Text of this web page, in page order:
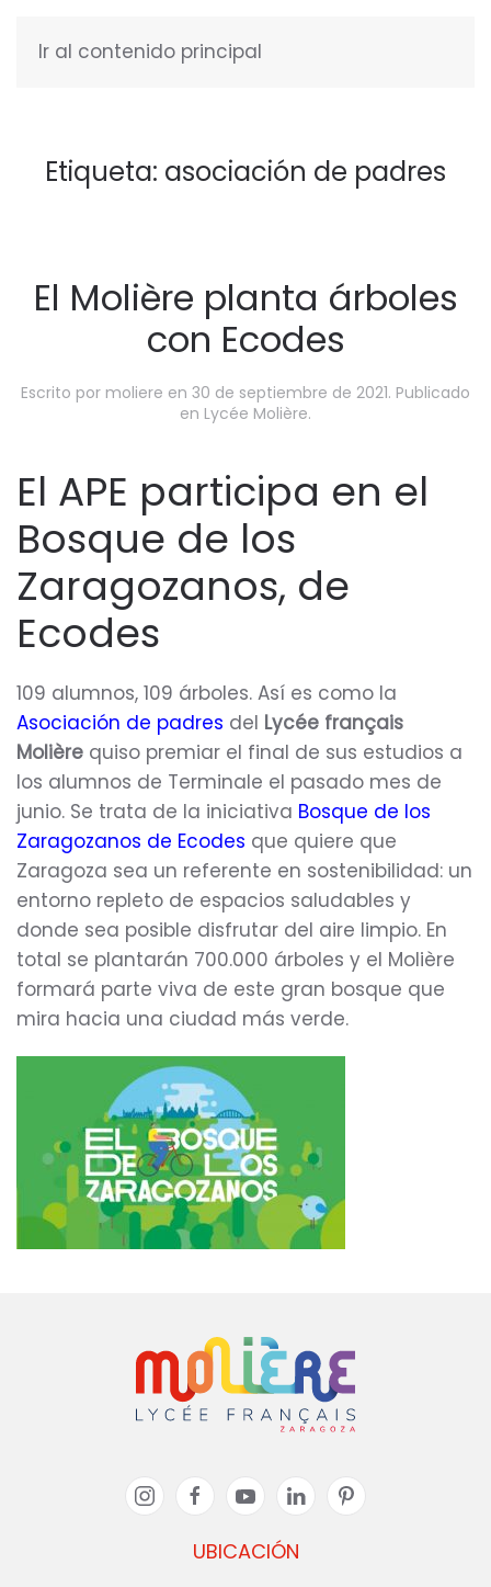
Ir al contenido principal
Etiqueta: asociación de padres
El Molière planta árboles
con Ecodes
Escrito por moliere en 30 de septiembre de 2021. Publicado
en Lycée Molière.
El APE participa en el
Bosque de los
Zaragozanos, de
Ecodes
109 alumnos, 109 árboles. Así es como la
Asociación de padres del Lycée français
Molière quiso premiar el final de sus estudios a
los alumnos de Terminale el pasado mes de
junio. Se trata de la iniciativa Bosque de los
Zaragozanos de Ecodes que quiere que
Zaragoza sea un referente en sostenibilidad: un
entorno repleto de espacios saludables y
donde sea posible disfrutar del aire limpio. En
total se plantarán 700.000 árboles y el Molière
formará parte viva de este gran bosque que
mira hacia una ciudad más verde.
UBICACIÓN